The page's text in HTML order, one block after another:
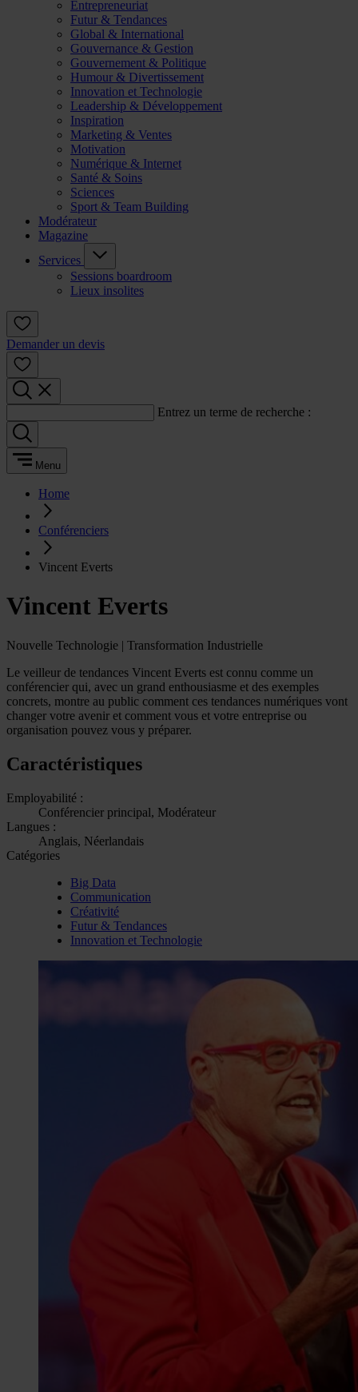
Entrepreneuriat
Futur & Tendances
Global & International
Gouvernance & Gestion
Gouvernement & Politique
Humour & Divertissement
Innovation et Technologie
Leadership & Développement
Inspiration
Marketing & Ventes
Motivation
Numérique & Internet
Santé & Soins
Sciences
Sport & Team Building
Modérateur
Magazine
Services
Sessions boardroom
Lieux insolites
Demander un devis
Entrez un terme de recherche :
Menu
Home
Conférenciers
Vincent Everts
Vincent Everts
Nouvelle Technologie | Transformation Industrielle
Le veilleur de tendances Vincent Everts est connu comme un
conférencier qui, avec un grand enthousiasme et des exemples
concrets, montre au public comment ces tendances numériques vont
changer votre avenir et comment vous et votre entreprise ou
organisation pouvez vous y préparer.
Caractéristiques
Employabilité :
Conférencier principal, Modérateur
Langues :
Anglais, Néerlandais
Catégories
Big Data
Communication
Créativité
Futur & Tendances
Innovation et Technologie